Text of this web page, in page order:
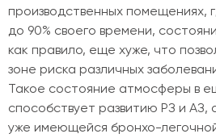
производственных помещениях,
до 90% своего времени,
как правило, еще хуже, что
зоне риска различных
Такое состояние атмосферы в
способствует развитию РЗ и
уже имеющейся бронхо-